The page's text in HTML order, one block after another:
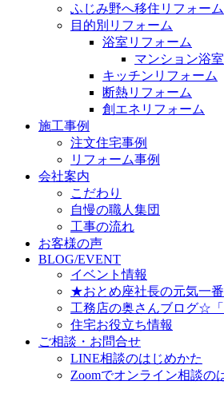
ふじみ野へ移住リフォーム
目的別リフォーム
浴室リフォーム
マンション浴室
キッチンリフォーム
断熱リフォーム
創エネリフォーム
施工事例
注文住宅事例
リフォーム事例
会社案内
こだわり
自慢の職人集団
工事の流れ
お客様の声
BLOG/EVENT
イベント情報
★おとめ座社長の元気一
工務店の奥さんブログ☆「
住宅お役立ち情報
ご相談・お問合せ
LINE相談のはじめかた
Zoomでオンライン相談の